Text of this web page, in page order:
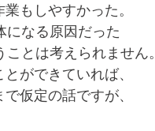
もしやすかった。
になる原因だった
とは考えられません。
ができていれば、
仮定の話ですが、